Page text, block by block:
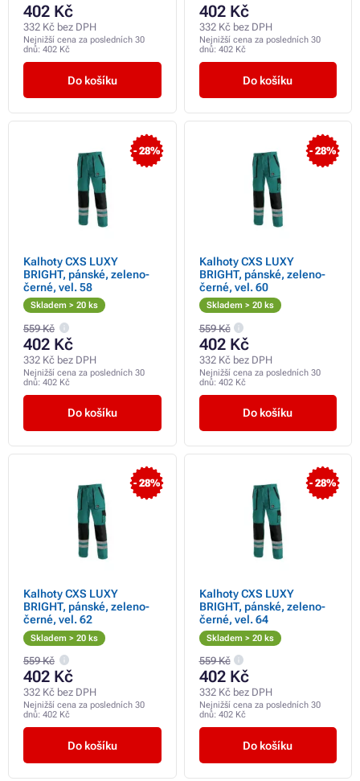
402 Kč
332 Kč bez DPH
Nejnižší cena za posledních 30
dnů: 402 Kč
Do košíku
402 Kč
332 Kč bez DPH
Nejnižší cena za posledních 30
dnů: 402 Kč
Do košíku
- 28%
Kalhoty CXS LUXY
BRIGHT, pánské, zeleno-
černé, vel. 58
Skladem > 20 ks
559 Kč
402 Kč
332 Kč bez DPH
Nejnižší cena za posledních 30
dnů: 402 Kč
Do košíku
- 28%
Kalhoty CXS LUXY
BRIGHT, pánské, zeleno-
černé, vel. 60
Skladem > 20 ks
559 Kč
402 Kč
332 Kč bez DPH
Nejnižší cena za posledních 30
dnů: 402 Kč
Do košíku
- 28%
Kalhoty CXS LUXY
BRIGHT, pánské, zeleno-
černé, vel. 62
Skladem > 20 ks
559 Kč
402 Kč
332 Kč bez DPH
Nejnižší cena za posledních 30
dnů: 402 Kč
Do košíku
- 28%
Kalhoty CXS LUXY
BRIGHT, pánské, zeleno-
černé, vel. 64
Skladem > 20 ks
559 Kč
402 Kč
332 Kč bez DPH
Nejnižší cena za posledních 30
dnů: 402 Kč
Do košíku